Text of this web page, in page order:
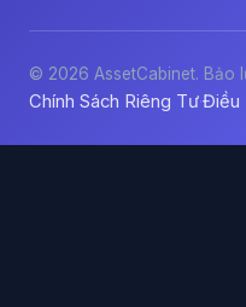
© 2026 AssetCabinet. Bảo
Chính Sách Riêng Tư·Điều